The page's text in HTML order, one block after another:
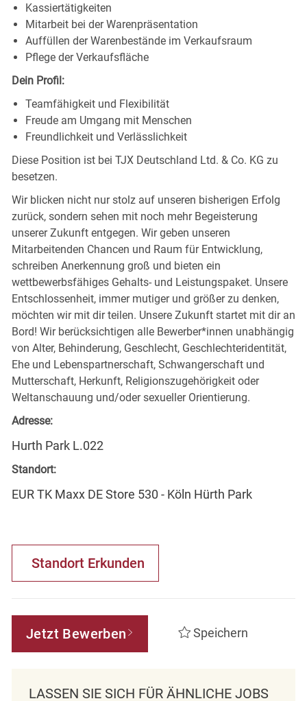
Kassiertätigkeiten
Mitarbeit bei der Warenpräsentation
Auffüllen der Warenbestände im Verkaufsraum
Pflege der Verkaufsfläche
Dein Profil:
Teamfähigkeit und Flexibilität
Freude am Umgang mit Menschen
Freundlichkeit und Verlässlichkeit
Diese Position ist bei TJX Deutschland Ltd. & Co. KG zu
besetzen.
Wir blicken nicht nur stolz auf unseren bisherigen Erfolg
zurück, sondern sehen mit noch mehr Begeisterung
unserer Zukunft entgegen. Wir geben unseren
Mitarbeitenden Chancen und Raum für Entwicklung,
schreiben Anerkennung groß und bieten ein
wettbewerbsfähiges Gehalts- und Leistungspaket. Unsere
Entschlossenheit, immer mutiger und größer zu denken,
möchten wir mit dir teilen. Unsere Zukunft startet mit dir an
Bord! Wir berücksichtigen alle Bewerber*innen unabhängig
von Alter, Behinderung, Geschlecht, Geschlechteridentität,
Ehe und Lebenspartnerschaft, Schwangerschaft und
Mutterschaft, Herkunft, Religionszugehörigkeit oder
Weltanschauung und/oder sexueller Orientierung.
Adresse:
Hurth Park L.022
Standort:
EUR TK Maxx DE Store 530 - Köln Hürth Park
Standort Erkunden
Jetzt Bewerben Speichern
LASSEN SIE SICH FÜR ÄHNLICHE JOBS